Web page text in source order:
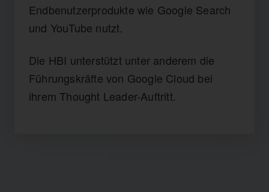
Endbenutzerprodukte wie Google Search
und YouTube nutzt.
Die HBI unterstützt unter anderem die
Führungskräfte von Google Cloud bei
ihrem Thought Leader-Auftritt.